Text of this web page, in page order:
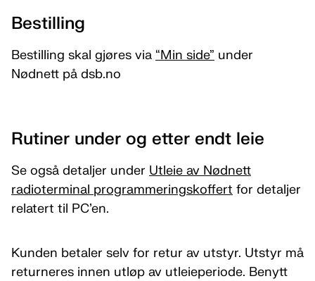
Bestilling
Bestilling skal gjøres via “Min side” under
Nødnett på dsb.no
Rutiner under og etter endt leie
Se også detaljer under Utleie av Nødnett
radioterminal programmeringskoffert for detaljer
relatert til PC’en.
Kunden betaler selv for retur av utstyr. Utstyr må
returneres innen utløp av utleieperiode. Benytt